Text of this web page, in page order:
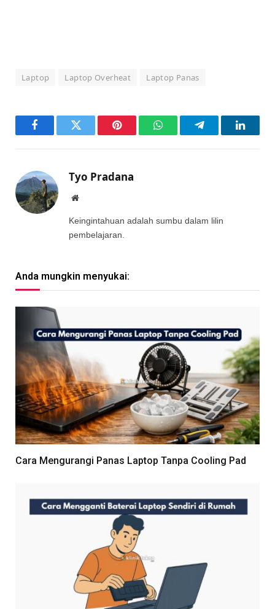
Laptop Laptop Overheat Laptop Panas
FacebookTwitter Pinterest WhatsAppTelegram
Tyo Pradana
Website
Keingintahuan adalah sumbu dalam lilin
pembelajaran.
Anda mungkin menyukai:
Cara Mengurangi Panas Laptop Tanpa Cooling Pad